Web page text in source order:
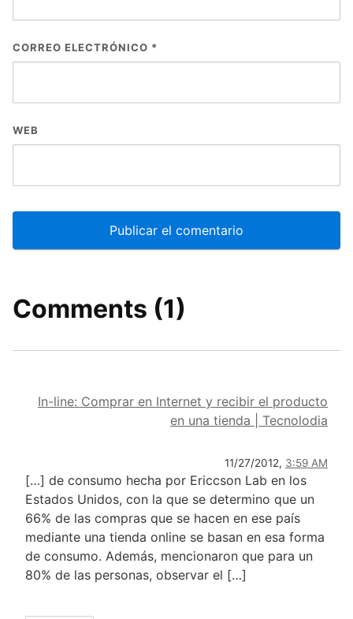
CORREO ELECTRÓNICO *
WEB
Comments (1)
In-line: Comprar en Internet y recibir el producto
en una tienda | Tecnolodia
11/27/2012, 3:59 AM
[…] de consumo hecha por Ericcson Lab en los
Estados Unidos, con la que se determino que un
66% de las compras que se hacen en ese país
mediante una tienda online se basan en esa forma
de consumo. Además, mencionaron que para un
80% de las personas, observar el […]